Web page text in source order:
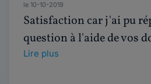
le 10-10-2019
Satisfaction car j'ai pu
question à l'aide de vos
Lire plus